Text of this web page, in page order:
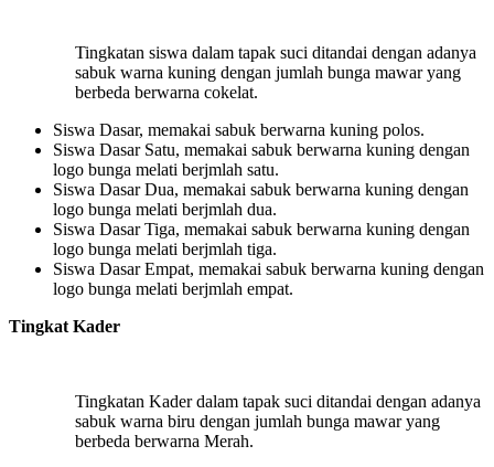
Tingkatan siswa dalam tapak suci ditandai dengan adanya
sabuk warna kuning dengan jumlah bunga mawar yang
berbeda berwarna cokelat.
Siswa Dasar, memakai sabuk berwarna kuning polos.
Siswa Dasar Satu, memakai sabuk berwarna kuning dengan
logo bunga melati berjmlah satu.
Siswa Dasar Dua, memakai sabuk berwarna kuning dengan
logo bunga melati berjmlah dua.
Siswa Dasar Tiga, memakai sabuk berwarna kuning dengan
logo bunga melati berjmlah tiga.
Siswa Dasar Empat, memakai sabuk berwarna kuning dengan
logo bunga melati berjmlah empat.
Tingkat Kader
Tingkatan Kader dalam tapak suci ditandai dengan adanya
sabuk warna biru dengan jumlah bunga mawar yang
berbeda berwarna Merah.